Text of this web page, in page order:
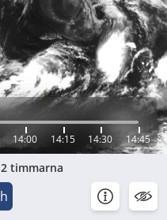
14:00 14:15 14:30 14:45
timmarna